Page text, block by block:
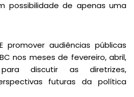
possibilidade de apenas uma
promover audiências públicas
nos meses de fevereiro, abril,
discutir as diretrizes,
futuras da política